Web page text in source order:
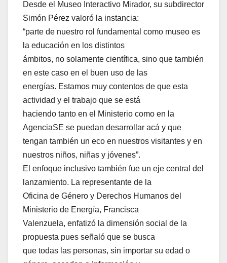
Desde el Museo Interactivo Mirador, su subdirector
Simón Pérez valoró la instancia:
“parte de nuestro rol fundamental como museo es
la educación en los distintos
ámbitos, no solamente científica, sino que también
en este caso en el buen uso de las
energías. Estamos muy contentos de que esta
actividad y el trabajo que se está
haciendo tanto en el Ministerio como en la
AgenciaSE se puedan desarrollar acá y que
tengan también un eco en nuestros visitantes y en
nuestros niños, niñas y jóvenes”.
El enfoque inclusivo también fue un eje central del
lanzamiento. La representante de la
Oficina de Género y Derechos Humanos del
Ministerio de Energía, Francisca
Valenzuela, enfatizó la dimensión social de la
propuesta pues señaló que se busca
que todas las personas, sin importar su edad o